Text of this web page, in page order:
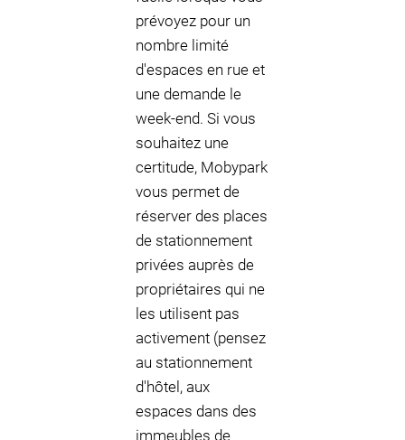
prévoyez pour un
nombre limité
d'espaces en rue et
une demande le
week-end. Si vous
souhaitez une
certitude, Mobypark
vous permet de
réserver des places
de stationnement
privées auprès de
propriétaires qui ne
les utilisent pas
activement (pensez
au stationnement
d'hôtel, aux
espaces dans des
immeubles de